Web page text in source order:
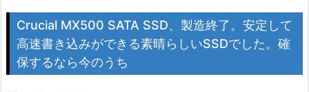
Crucial MX500 SATA SSD、製造終了。安定して
高速書き込みができる素晴らしいSSDでした。確
保するなら今のうち